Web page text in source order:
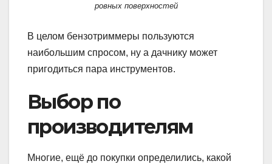
ровных поверхностей
В целом бензотриммеры пользуются
наибольшим спросом, ну а дачнику может
пригодиться пара инструментов.
Выбор по
производителям
Многие, ещё до покупки определились, какой